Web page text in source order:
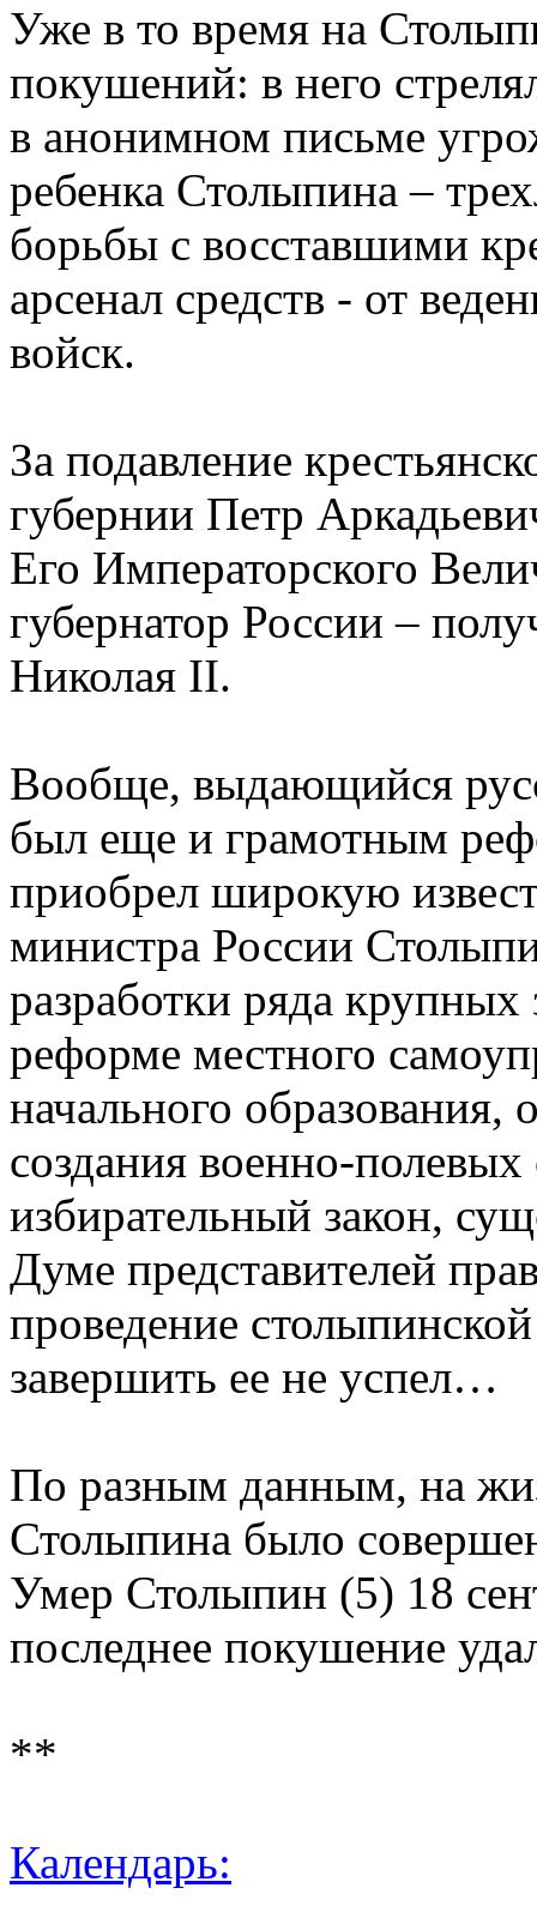
Уже в то время на
покушений: в него
в анонимном письме
ребенка Столыпина –
борьбы с восставшими
арсенал средств - от
войск.
За подавление
губернии Петр
Его Императорского
губернатор России –
Николая II.
Вообще, выдающийся
был еще и грамотным
приобрел широкую
министра России
разработки ряда
реформе местного
начального
создания военно-
избирательный закон,
Думе представителей
проведение
завершить ее не успел…
По разным данным, на
Столыпина было
Умер Столыпин (5) 18
последнее покушение
**
Календарь: